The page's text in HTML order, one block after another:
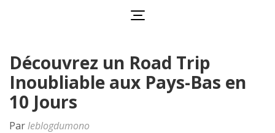
Découvrez un Road Trip
Inoubliable aux Pays-Bas en
10 Jours
Parleblogdumono